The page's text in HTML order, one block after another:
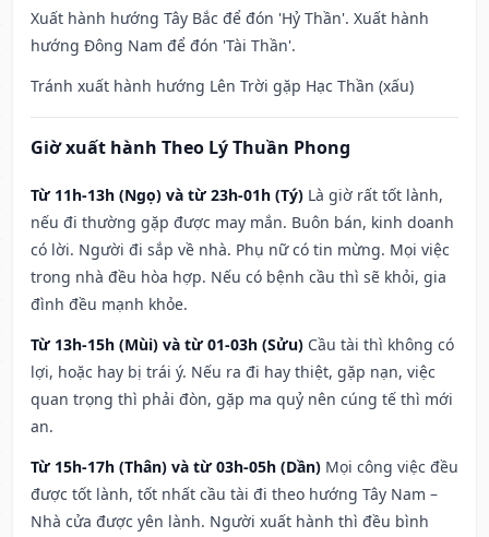
Xuất hành hướng Tây Bắc để đón 'Hỷ Thần'. Xuất hành
hướng Đông Nam để đón 'Tài Thần'.
Tránh xuất hành hướng Lên Trời gặp Hạc Thần (xấu)
Giờ xuất hành Theo Lý Thuần Phong
Từ 11h-13h (Ngọ) và từ 23h-01h (Tý) Là giờ rất tốt lành,
nếu đi thường gặp được may mắn. Buôn bán, kinh doanh
có lời. Người đi sắp về nhà. Phụ nữ có tin mừng. Mọi việc
trong nhà đều hòa hợp. Nếu có bệnh cầu thì sẽ khỏi, gia
đình đều mạnh khỏe.
Từ 13h-15h (Mùi) và từ 01-03h (Sửu) Cầu tài thì không có
lợi, hoặc hay bị trái ý. Nếu ra đi hay thiệt, gặp nạn, việc
quan trọng thì phải đòn, gặp ma quỷ nên cúng tế thì mới
an.
Từ 15h-17h (Thân) và từ 03h-05h (Dần) Mọi công việc đều
được tốt lành, tốt nhất cầu tài đi theo hướng Tây Nam –
Nhà cửa được yên lành. Người xuất hành thì đều bình